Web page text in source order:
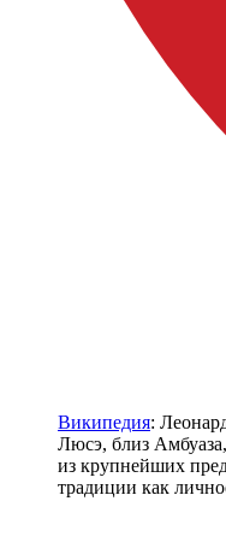
Википедия:
Люсэ, близ
из крупнейших
традиции как